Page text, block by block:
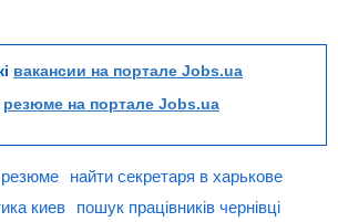
вакансии на портале Jobs.ua
резюме на портале Jobs.ua
найти секретаря в харькове
киев
пошук працівників чернівці